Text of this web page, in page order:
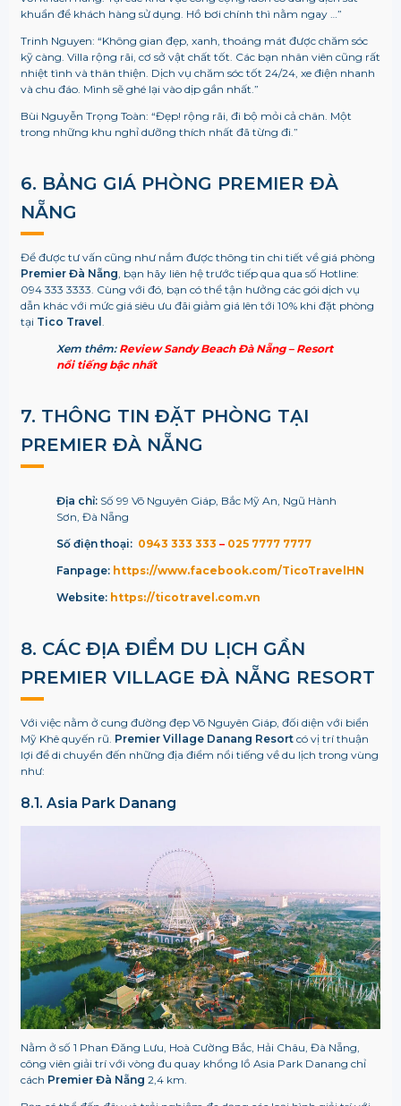
khuẩn để khách hàng sử dụng. Hồ bơi chính thì nằm ngay …”
Trinh Nguyen: “Không gian đẹp, xanh, thoáng mát được chăm sóc
kỹ càng. Villa rộng rãi, cơ sở vật chất tốt. Các bạn nhân viên cũng rất
nhiệt tình và thân thiện. Dịch vụ chăm sóc tốt 24/24, xe điện nhanh
và chu đáo. Mình sẽ ghé lại vào dịp gần nhất.”
Bùi Nguyễn Trọng Toàn: “Đẹp! rộng rãi, đi bộ mỏi cả chân. Một
trong những khu nghỉ dưỡng thích nhất đã từng đi.”
6. BẢNG GIÁ PHÒNG PREMIER ĐÀ
NẴNG
Để được tư vấn cũng như nắm được thông tin chi tiết về giá phòng
Premier Đà Nẵng, bạn hãy liên hệ trước tiếp qua qua số Hotline:
094 333 3333. Cùng với đó, bạn có thể tận hưởng các gói dịch vụ
dẫn khác với mức giá siêu ưu đãi giảm giá lên tới 10% khi đặt phòng
tại Tico Travel .
Xem thêm: Review Sandy Beach Đà Nẵng – Resort
nổi tiếng bậc nhất
7. THÔNG TIN ĐẶT PHÒNG TẠI
PREMIER ĐÀ NẴNG
Địa chỉ:Số 99 Võ Nguyên Giáp, Bắc Mỹ An, Ngũ Hành
Sơn, Đà Nẵng
Số điện thoại: 0943 333 333 – 025 7777 7777
Fanpage: https://www.facebook.com/TicoTravelHN
Website: https://ticotravel.com.vn
8. CÁC ĐỊA ĐIỂM DU LỊCH GẦN
PREMIER VILLAGE ĐÀ NẴNG RESORT
Với việc nằm ở cung đường đẹp Võ Nguyên Giáp, đối diện với biển
Mỹ Khê quyến rũ. Premier Village Danang Resortcó vị trí thuận
lợi để di chuyển đến những địa điểm nổi tiếng về du lịch trong vùng
như:
8.1. Asia Park Danang
Nằm ở số 1 Phan Đăng Lưu, Hoà Cường Bắc, Hải Châu, Đà Nẵng,
công viên giải trí với vòng đu quay khổng lồ Asia Park Danang chỉ
cách Premier Đà Nẵng 2,4 km.